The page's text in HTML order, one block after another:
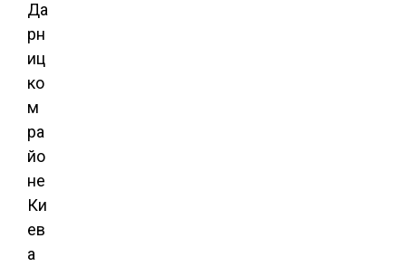
Да
рн
иц
ко
м
ра
йо
не
Ки
ев
а